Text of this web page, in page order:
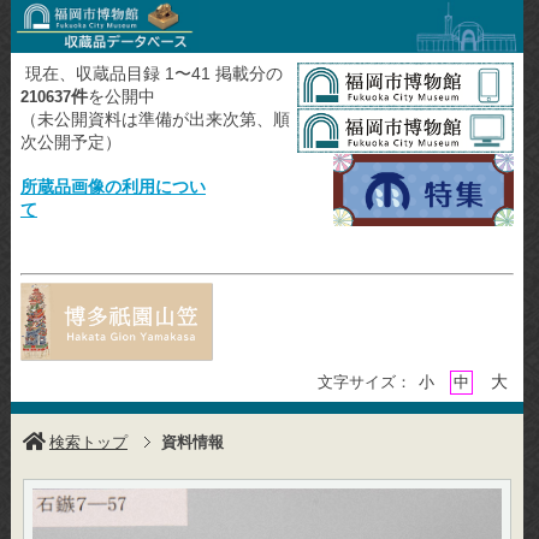
現在、収蔵品目録 1〜41 掲載分の
210637件を公開中
（未公開資料は準備が出来次第、順
次公開予定）
所蔵品画像の利用につい
て
文字サイズ： 小 中 大
検索トップ 資料情報